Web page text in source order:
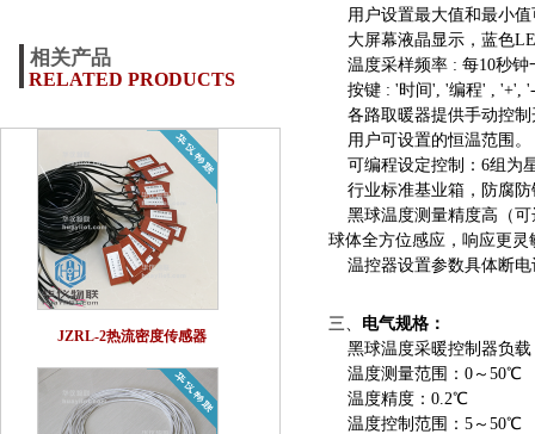
用户设置最大值和最小值
大屏幕液晶显示，蓝色
温度采样频率 : 每10秒钟
按键 : '时间', '编程' , '+',
各路取暖器提供手动控制
用户可设置的恒温范围。
可编程设定控制：6组为
行业标准基业箱，防腐防
黑球温度测量精度高（可
球体全方位感应，响应更
温控器设置参数具体断电
三、 电气规格：
黑球温度采暖控制器负载
温度测量范围：0～50℃
温度精度：0.2℃
温度控制范围：5～50℃
相关产品
RELATED PRODUCTS
JZRL-2热流密度传感器